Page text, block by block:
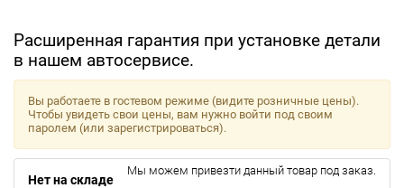
Расширенная гарантия при установке детали
в нашем автосервисе.
Вы работаете в гостевом режиме (видите розничные цены).
Чтобы увидеть свои цены, вам нужно войти под своим
паролем (или зарегистрироваться).
Нет на складе
Мы можем привезти данный товар под заказ.